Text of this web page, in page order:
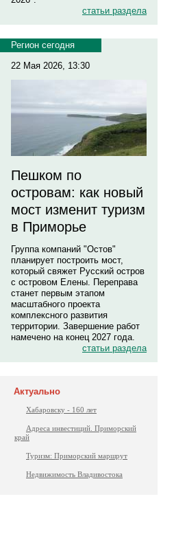
статьи раздела
Регион сегодня
22 Мая 2026, 13:30
Пешком по
островам: как новый
мост изменит туризм
в Приморье
Группа компаний "Остов"
планирует построить мост,
который свяжет Русский остров
с островом Елены. Переправа
станет первым этапом
масштабного проекта
комплексного развития
территории. Завершение работ
намечено на конец 2027 года.
статьи раздела
Актуально
Хабаровску - 160 лет
Адреса инвестиций. Приморский
край
Туризм: Приморский маршрут
Недвижимость Владивостока